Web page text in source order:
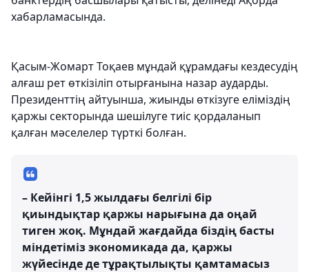
хабарламасында.
Қасым-Жомарт Тоқаев мұндай құрамдағы кездесудің
алғаш рет өткізіліп отырғанына назар аударды.
Президенттің айтуынша, жиынды өткізуге еліміздің
қаржы секторында шешілуге тиіс қордаланып
қалған мәселелер түрткі болған.
– Кейінгі 1,5 жылдағы белгілі бір
қиындықтар қаржы нарығына да оңай
тиген жоқ. Мұндай жағдайда біздің басты
міндетіміз экономикада да, қаржы
жүйесінде де тұрақтылықты қамтамасыз